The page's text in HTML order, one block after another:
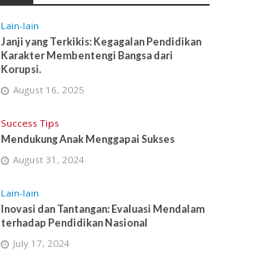
Lain-lain
Janji yang Terkikis: Kegagalan Pendidikan
Karakter Membentengi Bangsa dari
Korupsi.
August 16, 2025
Success Tips
Mendukung Anak Menggapai Sukses
August 31, 2024
Lain-lain
Inovasi dan Tantangan: Evaluasi Mendalam
terhadap Pendidikan Nasional
July 17, 2024